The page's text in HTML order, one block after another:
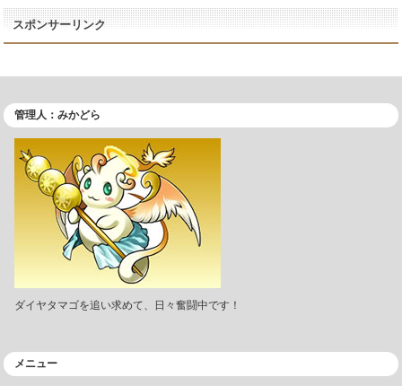
スポンサーリンク
管理人：みかどら
ダイヤタマゴを追い求めて、日々奮闘中です！
メニュー